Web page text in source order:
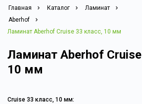
Главная Каталог
Ламинат
Aberhof
Ламинат Aberhof Cruise 33 класс, 10 мм
Ламинат Aberhof
10 мм
Cruise 33 класс, 10 мм: